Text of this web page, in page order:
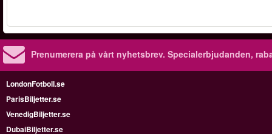
Prenumerera på vårt nyhetsbrev. Specialerbjudanden,
LondonFotboll.se
ParisBiljetter.se
VenedigBiljetter.se
DubaiBiljetter.se